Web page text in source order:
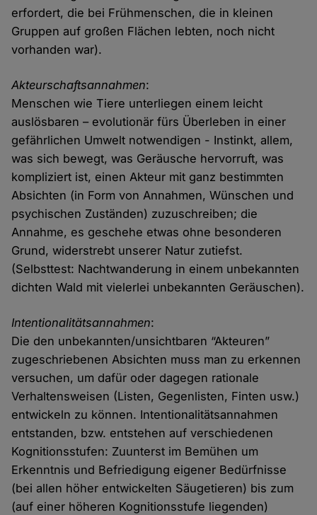
erfordert, die bei Frühmenschen, die in kleinen
Gruppen auf großen Flächen lebten, noch nicht
vorhanden war).
Akteurschaftsannahmen:
Menschen wie Tiere unterliegen einem leicht
auslösbaren – evolutionär fürs Überleben in einer
gefährlichen Umwelt notwendigen - Instinkt, allem,
was sich bewegt, was Geräusche hervorruft, was
kompliziert ist, einen Akteur mit ganz bestimmten
Absichten (in Form von Annahmen, Wünschen und
psychischen Zuständen) zuzuschreiben; die
Annahme, es geschehe etwas ohne besonderen
Grund, widerstrebt unserer Natur zutiefst.
(Selbsttest: Nachtwanderung in einem unbekannten
dichten Wald mit vielerlei unbekannten Geräuschen).
Intentionalitätsannahmen:
Die den unbekannten/unsichtbaren “Akteuren”
zugeschriebenen Absichten muss man zu erkennen
versuchen, um dafür oder dagegen rationale
Verhaltensweisen (Listen, Gegenlisten, Finten usw.)
entwickeln zu können. Intentionalitätsannahmen
entstanden, bzw. entstehen auf verschiedenen
Kognitionsstufen: Zuunterst im Bemühen um
Erkenntnis und Befriedigung eigener Bedürfnisse
(bei allen höher entwickelten Säugetieren) bis zum
(auf einer höheren Kognitionsstufe liegenden)